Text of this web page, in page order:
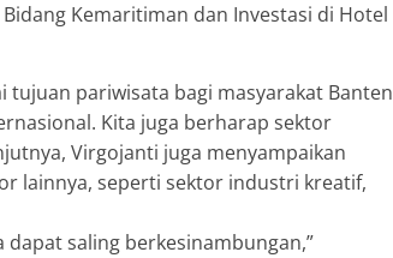
Kemaritiman dan Investasi di Hotel
tujuan pariwisata bagi masyarakat Banten
Kita juga berharap sektor
Virgojanti juga menyampaikan
lainnya, seperti sektor industri kreatif,
dapat saling berkesinambungan,”